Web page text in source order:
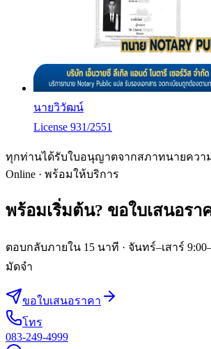
นายวิวัฒน์
License 931/2551
ทุกท่านได้รับใบอนุญาตจากสภาทนายควา
Online · พร้อมให้บริการ
พร้อมเริ่มต้น? ขอใบเสนอรา
ตอบกลับภายใน 15 นาที · จันทร์–เสาร์
มัดจำ
ขอใบเสนอราคา
โทร
083-249-4999